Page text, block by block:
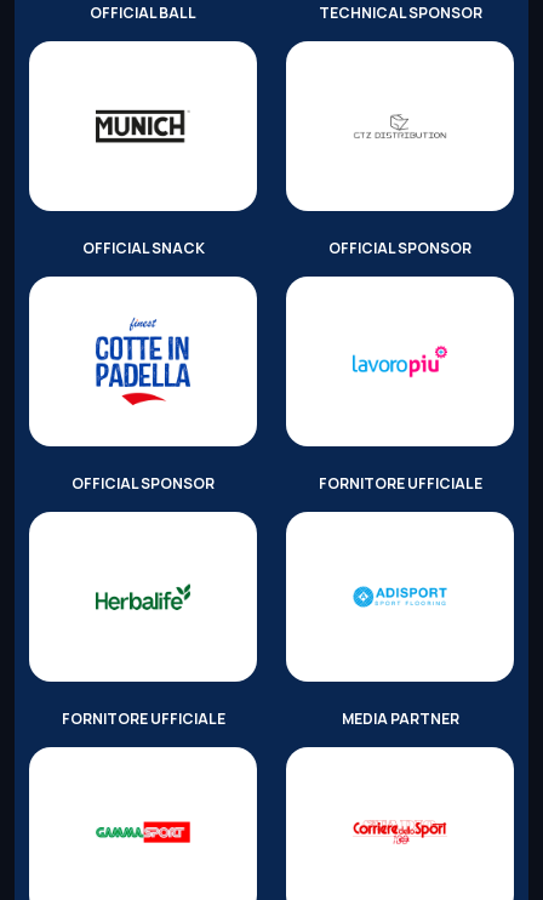
OFFICIAL BALL TECHNICAL SPONSOR
OFFICIAL SNACK OFFICIAL SPONSOR
OFFICIAL SPONSOR FORNITORE UFFICIALE
FORNITORE UFFICIALE MEDIA PARTNER